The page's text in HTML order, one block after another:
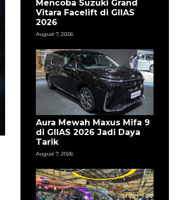
Mencoba Suzuki Grand
Vitara Facelift di GIIAS
2026
August 7, 2026
Aura Mewah Maxus Mifa 9
di GIIAS 2026 Jadi Daya
Tarik
August 7, 2026